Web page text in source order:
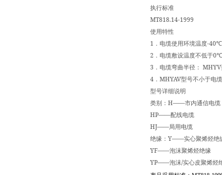
执行标准
MT818.14-1999
使用特性
1 ．电缆使用环境温度-40℃
2 ．电缆敷设温度不低于0℃
3 ．电缆弯曲半径： MHYV
4 ． MHYAV型号不小于电
型号详细说明
类别： H——市内通信电缆
HP——配线电缆
HJ——局用电缆
绝缘： Y——实心聚烯烃绝
YF——泡沫聚烯烃绝缘
YP——泡沫/实心皮聚烯烃